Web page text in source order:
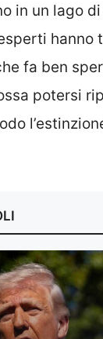
in un lago
hanno
fa ben
potersi